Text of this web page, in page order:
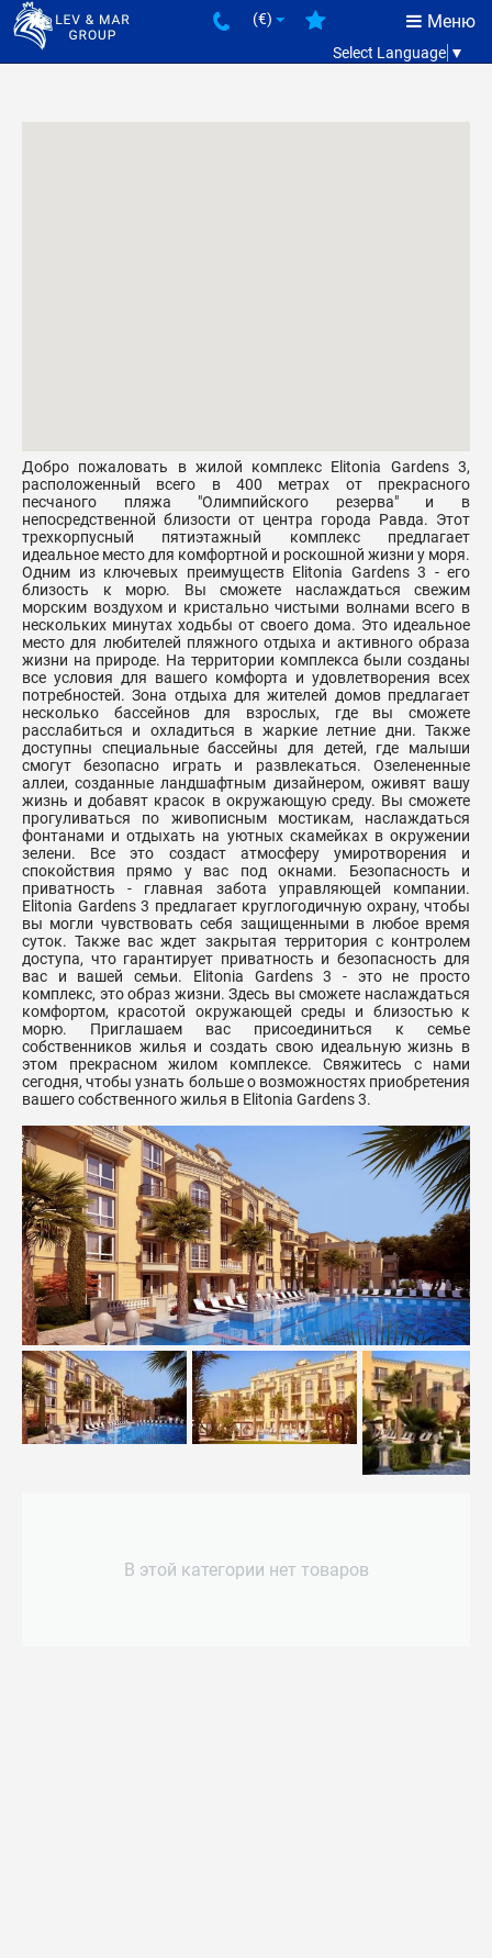
Меню
(€)
Select Language ▼
Добро пожаловать в жилой комплекс Elitonia Gardens 3,
расположенный всего в 400 метрах от прекрасного
песчаного пляжа "Олимпийского резерва" и в
непосредственной близости от центра города Равда. Этот
трехкорпусный пятиэтажный комплекс предлагает
идеальное место для комфортной и роскошной жизни у моря.
Одним из ключевых преимуществ Elitonia Gardens 3 - его
близость к морю. Вы сможете наслаждаться свежим
морским воздухом и кристально чистыми волнами всего в
нескольких минутах ходьбы от своего дома. Это идеальное
место для любителей пляжного отдыха и активного образа
жизни на природе. На территории комплекса были созданы
все условия для вашего комфорта и удовлетворения всех
потребностей. Зона отдыха для жителей домов предлагает
несколько бассейнов для взрослых, где вы сможете
расслабиться и охладиться в жаркие летние дни. Также
доступны специальные бассейны для детей, где малыши
смогут безопасно играть и развлекаться. Озелененные
аллеи, созданные ландшафтным дизайнером, оживят вашу
жизнь и добавят красок в окружающую среду. Вы сможете
прогуливаться по живописным мостикам, наслаждаться
фонтанами и отдыхать на уютных скамейках в окружении
зелени. Все это создаст атмосферу умиротворения и
спокойствия прямо у вас под окнами. Безопасность и
приватность - главная забота управляющей компании.
Elitonia Gardens 3 предлагает круглогодичную охрану, чтобы
вы могли чувствовать себя защищенными в любое время
суток. Также вас ждет закрытая территория с контролем
доступа, что гарантирует приватность и безопасность для
вас и вашей семьи. Elitonia Gardens 3 - это не просто
комплекс, это образ жизни. Здесь вы сможете наслаждаться
комфортом, красотой окружающей среды и близостью к
морю. Приглашаем вас присоединиться к семье
собственников жилья и создать свою идеальную жизнь в
этом прекрасном жилом комплексе. Свяжитесь с нами
сегодня, чтобы узнать больше о возможностях приобретения
вашего собственного жилья в Elitonia Gardens 3.
В этой категории нет товаров